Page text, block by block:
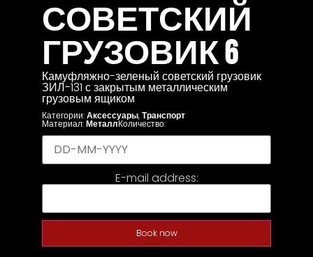
СОВЕТСКИЙ
ГРУЗОВИК 6
Камуфляжно-зеленый советский грузовик
ЗИЛ-131 с закрытым металлическим
грузовым ящиком
Категории:Аксессуары,Транспорт
Материал:МеталлКоличество:
E-mail address:
Book now